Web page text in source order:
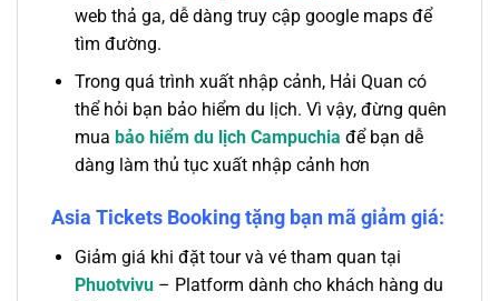
web thả ga, dễ dàng truy cập google maps để
tìm đường.
Trong quá trình xuất nhập cảnh, Hải Quan có
thể hỏi bạn bảo hiểm du lịch. Vì vậy, đừng quên
mua bảo hiểm du lịch Campuchia để bạn dễ
dàng làm thủ tục xuất nhập cảnh hơn
Asia Tickets Booking tặng bạn mã giảm giá:
Giảm giá khi đặt tour và vé tham quan tại
Phuotvivu – Platform dành cho khách hàng du